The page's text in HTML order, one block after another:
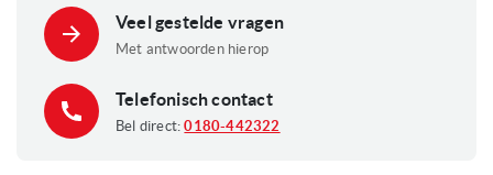
Veel gestelde vragen
Met antwoorden hierop
Telefonisch contact
Bel direct:0180-442322